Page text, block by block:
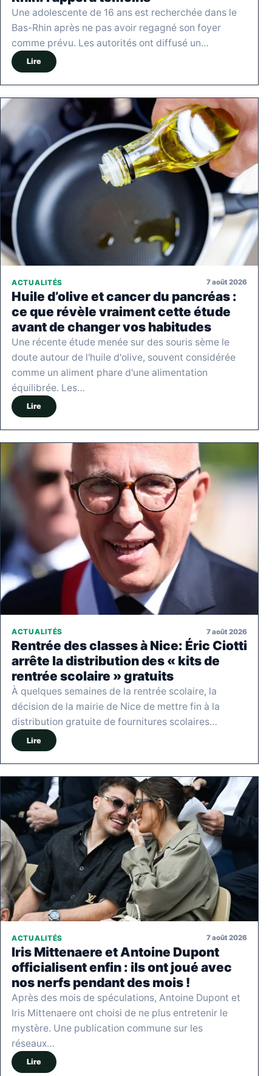
Une adolescente de 16 ans est recherchée dans le
Bas-Rhin après ne pas avoir regagné son foyer
comme prévu. Les autorités ont diffusé un…
Lire
ACTUALITÉS 7 août 2026
Huile d’olive et cancer du pancréas :
ce que révèle vraiment cette étude
avant de changer vos habitudes
Une récente étude menée sur des souris sème le
doute autour de l'huile d'olive, souvent considérée
comme un aliment phare d'une alimentation
équilibrée. Les…
Lire
ACTUALITÉS 7 août 2026
Rentrée des classes à Nice: Éric Ciotti
arrête la distribution des « kits de
rentrée scolaire » gratuits
À quelques semaines de la rentrée scolaire, la
décision de la mairie de Nice de mettre fin à la
distribution gratuite de fournitures scolaires…
Lire
ACTUALITÉS 7 août 2026
Iris Mittenaere et Antoine Dupont
officialisent enfin : ils ont joué avec
nos nerfs pendant des mois !
Après des mois de spéculations, Antoine Dupont et
Iris Mittenaere ont choisi de ne plus entretenir le
mystère. Une publication commune sur les
réseaux…
Lire